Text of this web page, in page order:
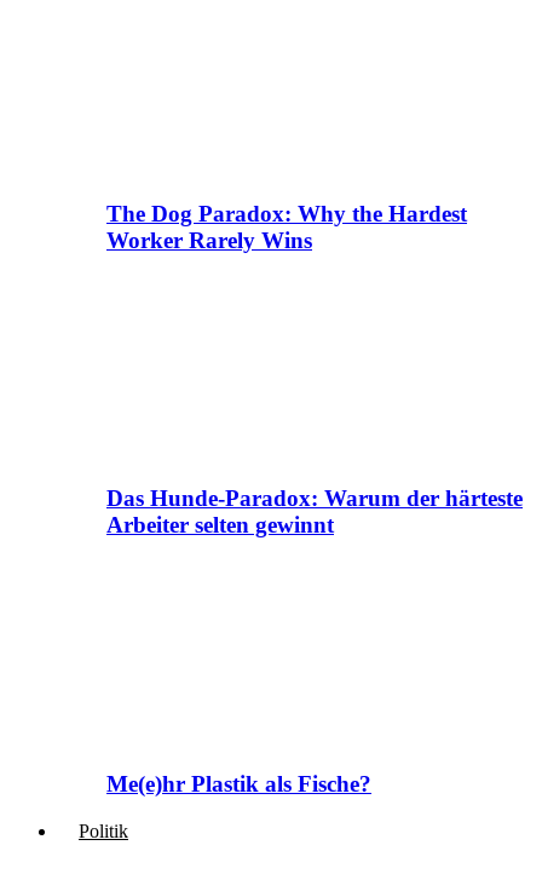
The Dog Paradox: Why the Hardest
Worker Rarely Wins
Das Hunde-Paradox: Warum der härteste
Arbeiter selten gewinnt
Me(e)hr Plastik als Fische?
Politik